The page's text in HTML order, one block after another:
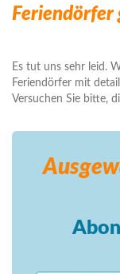
Feriendörfer
Es tut uns sehr leid.
Feriendörfer mit
Versuchen Sie bitte,